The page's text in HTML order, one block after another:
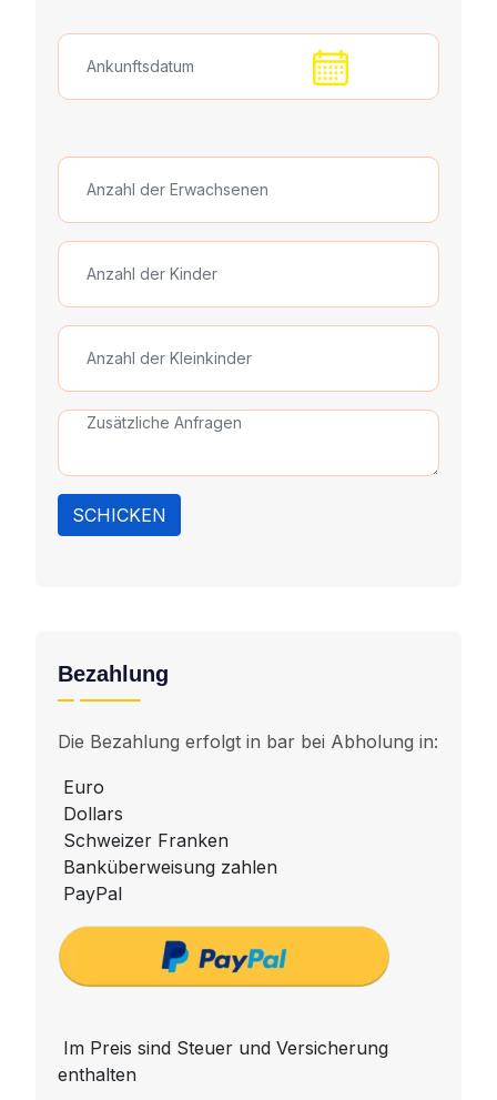
SCHICKEN
Bezahlung
Die Bezahlung erfolgt in bar bei Abholung in:
Euro
Dollars
Schweizer Franken
Banküberweisung zahlen
PayPal
Im Preis sind Steuer und Versicherung
enthalten